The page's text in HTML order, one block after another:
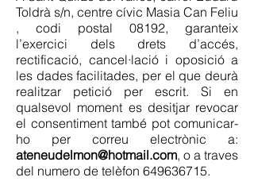
Toldrà s/n, centre cívic Masia Can Feliu
, codi postal 08192, garanteix
l’exercici dels drets d’accés,
rectificació, cancel·lació i oposició a
les dades facilitades, per el que deurà
realitzar petició per escrit. Si en
qualsevol moment es desitjar revocar
el consentiment també pot comunicar-
ho per correu electrònic a:
ateneudelmon@hotmail.com, o a traves
del numero de telèfon 649636715.